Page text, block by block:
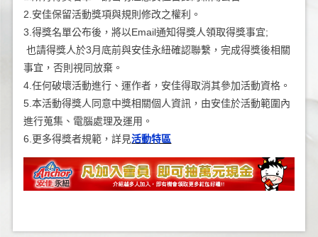
2.安佳保留活動獎項與規則修改之權利。
3.得獎名單公布後，將以Email通知得獎人領取得獎事宜;
也請得獎人於3月底前與安佳永紐確認聯繫，完成得獎後相關
事宜，否則視同放棄。
4.任何破壞活動進行、運作者，安佳得取消其參加活動資格。
5.本活動得獎人同意中獎相關個人資訊，由安佳於活動範圍內
進行蒐集、電腦處理及運用。
6.更多得獎者規範，詳見活動特區